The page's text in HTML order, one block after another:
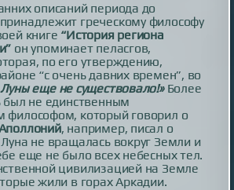
описаний периода до
греческому философу
книге “История региона
он упоминает пеласгов,
по его утверждению,
“с очень давних времен”, во
Луны еще не существовало!»Более
был не единственным
философом, который говорил о
, например, писал о
не вращалась вокруг Земли и
еще не было всех небесных тел.
цивилизацией на Земле
жили в горах Аркадии.